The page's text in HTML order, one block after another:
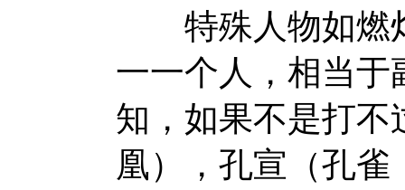
特殊人物如燃
一一个人，相当于
知，如果不是打不
凰），孔宣（孔